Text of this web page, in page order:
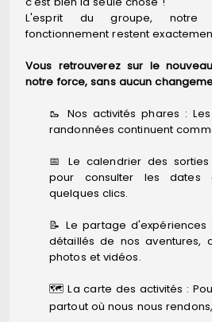
L'esprit du groupe, notre
fonctionnement restent
Vous retrouverez sur le
notre force, sans aucun
🥾 Nos activités phares :
randonnées continuent
📅 Le calendrier des
pour consulter les dates
quelques clics.
📝 Le partage d'expériences
détaillés de nos aventures,
photos et vidéos.
🗺️ La carte des activités :
partout où nous nous